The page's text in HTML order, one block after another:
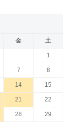
金 土
1
7 8
14 15
21 22
28 29